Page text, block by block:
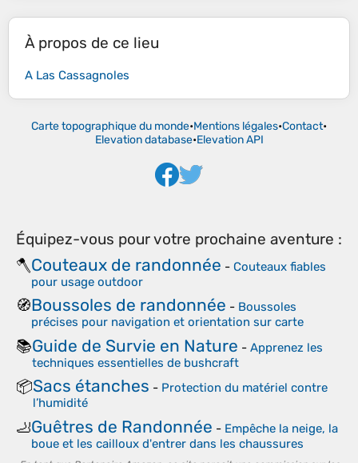
À propos de ce lieu
A Las Cassagnoles
Carte topographique du monde•Mentions légales•Contact•
Elevation database•Elevation API
Équipez-vous pour votre prochaine aventure :
🪓Couteaux de randonnée - Couteaux fiables
pour usage outdoor
🧭Boussoles de randonnée - Boussoles
précises pour navigation et orientation sur carte
📚Guide de Survie en Nature - Apprenez les
techniques essentielles de bushcraft
📦Sacs étanches - Protection du matériel contre
l’humidité
🦶Guêtres de Randonnée - Empêche la neige, la
boue et les cailloux d'entrer dans les chaussures